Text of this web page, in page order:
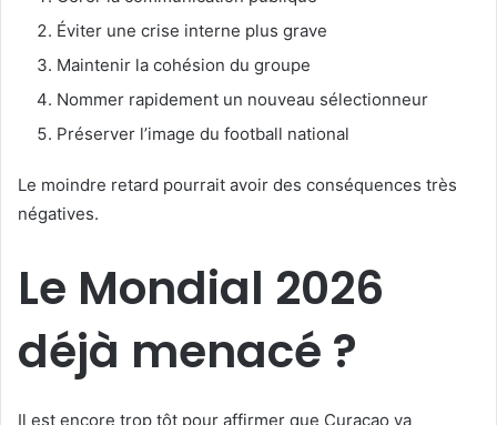
Éviter une crise interne plus grave
Maintenir la cohésion du groupe
Nommer rapidement un nouveau sélectionneur
Préserver l’image du football national
Le moindre retard pourrait avoir des conséquences très
négatives.
Le Mondial 2026
déjà menacé ?
Il est encore trop tôt pour affirmer que Curaçao va